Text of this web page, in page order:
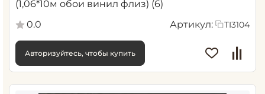
(1,06*10м обои винил флиз) (6)
0.0
Артикул: TI3104
Авторизуйтесь, чтобы купить